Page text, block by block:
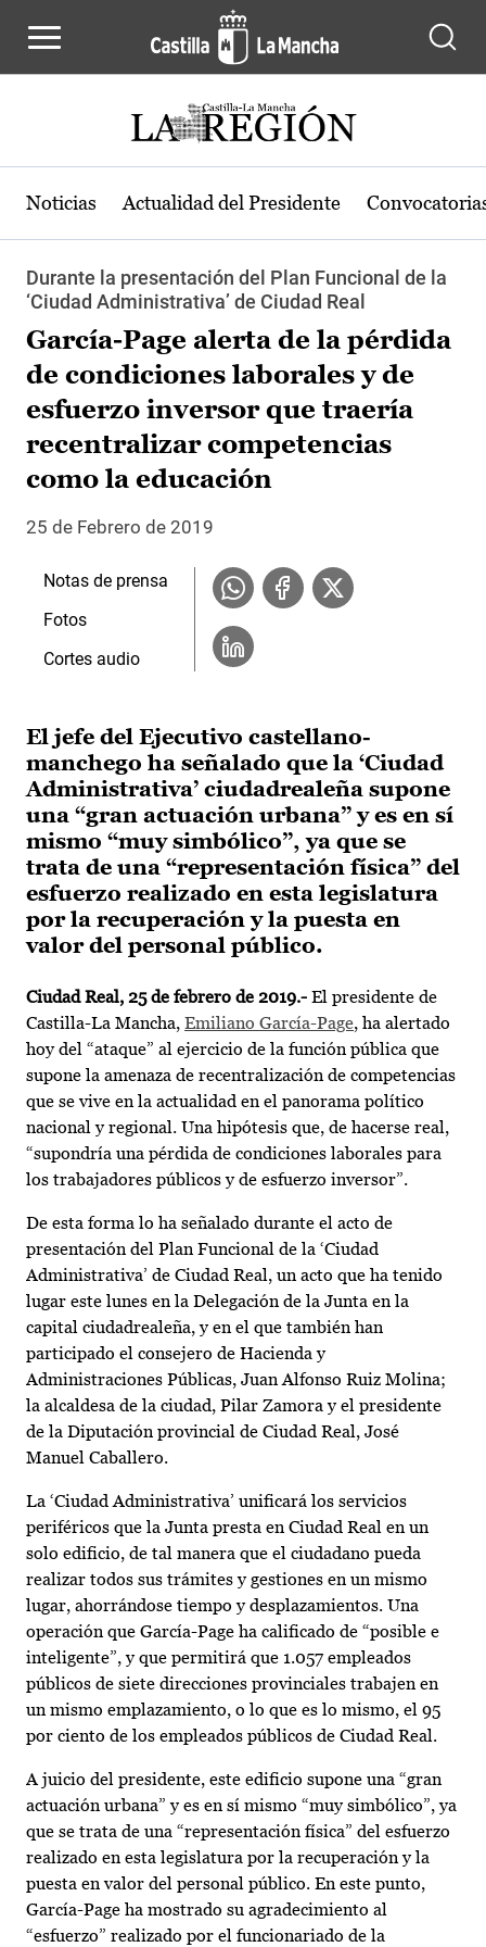
Noticias Actualidad del Presidente
Durante la presentación del Plan Funcional de la
‘Ciudad Administrativa’ de Ciudad Real
García-Page alerta de la pérdida
de condiciones laborales y de
esfuerzo inversor que traería
recentralizar competencias
como la educación
25 de Febrero de 2019
El jefe del Ejecutivo castellano-
manchego ha señalado que la ‘Ciudad
Administrativa’ ciudadrealeña supone
una “gran actuación urbana” y es en sí
mismo “muy simbólico”, ya que se
trata de una “representación física” del
esfuerzo realizado en esta legislatura
por la recuperación y la puesta en
valor del personal público.
Ciudad Real, 25 de febrero de 2019.- El presidente de
Castilla-La Mancha, Emiliano García-Page, ha alertado
hoy del “ataque” al ejercicio de la función pública que
supone la amenaza de recentralización de competencias
que se vive en la actualidad en el panorama político
nacional y regional. Una hipótesis que, de hacerse real,
“supondría una pérdida de condiciones laborales para
los trabajadores públicos y de esfuerzo inversor”.
De esta forma lo ha señalado durante el acto de
presentación del Plan Funcional de la ‘Ciudad
Administrativa’ de Ciudad Real, un acto que ha tenido
lugar este lunes en la Delegación de la Junta en la
capital ciudadrealeña, y en el que también han
participado el consejero de Hacienda y
Administraciones Públicas, Juan Alfonso Ruiz Molina;
la alcaldesa de la ciudad, Pilar Zamora y el presidente
de la Diputación provincial de Ciudad Real, José
Manuel Caballero.
La ‘Ciudad Administrativa’ unificará los servicios
periféricos que la Junta presta en Ciudad Real en un
solo edificio, de tal manera que el ciudadano pueda
realizar todos sus trámites y gestiones en un mismo
lugar, ahorrándose tiempo y desplazamientos. Una
operación que García-Page ha calificado de “posible e
inteligente”, y que permitirá que 1.057 empleados
públicos de siete direcciones provinciales trabajen en
un mismo emplazamiento, o lo que es lo mismo, el 95
por ciento de los empleados públicos de Ciudad Real.
A juicio del presidente, este edificio supone una “gran
actuación urbana” y es en sí mismo “muy simbólico”, ya
que se trata de una “representación física” del esfuerzo
realizado en esta legislatura por la recuperación y la
puesta en valor del personal público. En este punto,
García-Page ha mostrado su agradecimiento al
“esfuerzo” realizado por el funcionariado de la
Notas de prensa
Fotos
Cortes audio